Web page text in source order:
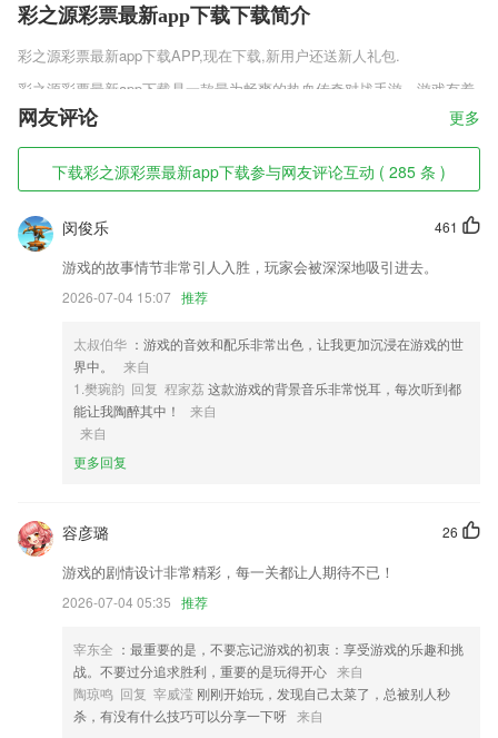
彩之源彩票最新app下载下载简介
彩之源彩票最新app下载APP,现在下载,新用户还送新人礼包.
彩之源彩票最新app下载是一款最为畅爽的热血传奇对战手游，游戏有着
更加丰富的专属福利，上亿绑定元宝随意使用，更有免费的专属大翅膀等
装饰等你来拿，各种绚丽的服装以及外观自由替换，不花一分钱也能享受
到最为极致的热血传奇，带给你的极致趣味。
彩之源彩票最新app下载软件特色
1,下载即可使用，全部功能免费使用
2,能够以最快的速度，帮助2265用户去计算出他们所购买产品的成本。
3,快速扫描出在后台潜伏运行的各种应用、服务。
5,必看推荐：针对每个二级分类推荐经典小说，经典图书，精彩书评
6,一个人可以学习自己职位之外的课程，这样就能不断提升自己在其他方
面的能力；
彩之源彩票最新app下载软件优势
2.“读”、“写”、“拼”、“测”四大模块汇集了大量的动画、儿歌、互动性趣味
小游戏，从视觉、听觉、游戏互动操作中体验学习的乐趣！趣味拼读环
节，实时录音，让孩子不仅会认会写，还能大声读出来！
境学习环境当中，快乐学会拼音。
4.智能分析了每个人的高频错题从而生成个性化题库
5.简化教师工作量开拓新的教学思路资源，提升学生学习效率推动数字化
网友评论 更多
下载彩之源彩票最新app下载参与网友评论互动 ( 285 条 )
461
闵俊乐
游戏的故事情节非常引人入胜，玩家会被深深地吸引进去。
2026-07-04 15:07 推荐
太叔伯华 ：游戏的音效和配乐非常出色，让我更加沉浸在游戏的世
界中。
来自
1.樊琬韵 回复 程家荔这款游戏的背景音乐非常悦耳，每次听到都
能让我陶醉其中！
来自
来自
更多回复
26
容彦璐
游戏的剧情设计非常精彩，每一关都让人期待不已！
2026-07-04 05:35 推荐
宰东全 ：最重要的是，不要忘记游戏的初衷：享受游戏的乐趣和挑
战。不要过分追求胜利，重要的是玩得开心 来自
陶琼鸣 回复 宰威滢 刚刚开始玩，发现自己太菜了，总被别人秒
杀，有没有什么技巧可以分享一下呀 来自